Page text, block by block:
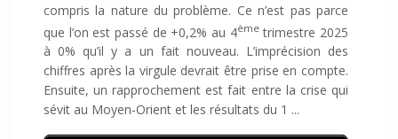
compris la nature du problème. Ce n’est pas parce
que l’on est passé de +0,2% au 4èmetrimestre 2025
à 0% qu’il y a un fait nouveau. L’imprécision des
chiffres après la virgule devrait être prise en compte.
Ensuite, un rapprochement est fait entre la crise qui
sévit au Moyen-Orient et les résultats du 1 ...